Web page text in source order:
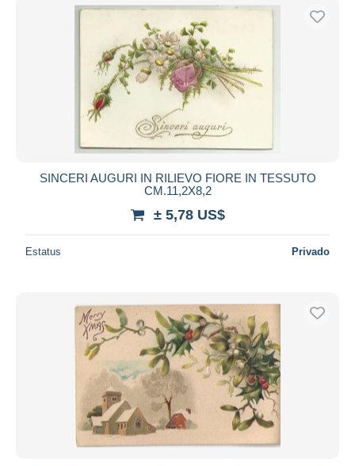
SINCERI AUGURI IN RILIEVO FIORE IN TESSUTO
CM.11,2X8,2
± 5,78 US$
Estatus Privado